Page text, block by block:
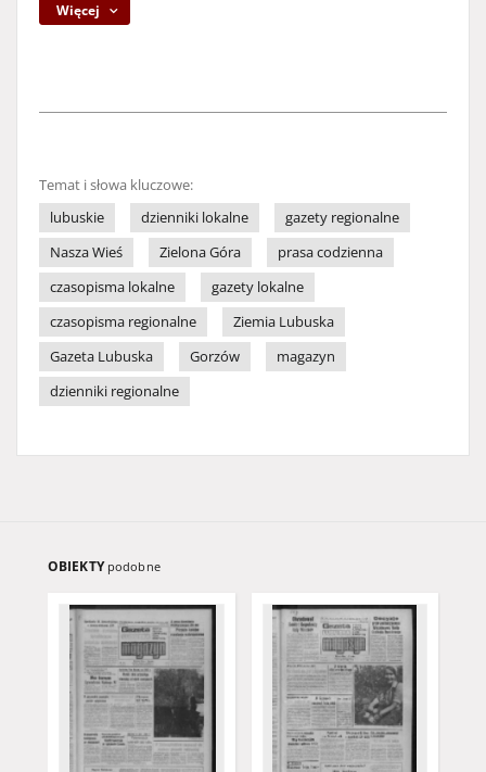
Więcej
Temat i słowa kluczowe:
lubuskie
dzienniki lokalne
gazety regionalne
Nasza Wieś
Zielona Góra
prasa codzienna
czasopisma lokalne
gazety lokalne
czasopisma regionalne
Ziemia Lubuska
Gazeta Lubuska
Gorzów
magazyn
dzienniki regionalne
OBIEKTY podobne